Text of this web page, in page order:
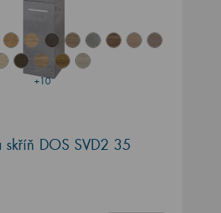
+10
skříň DOS SVD2 35